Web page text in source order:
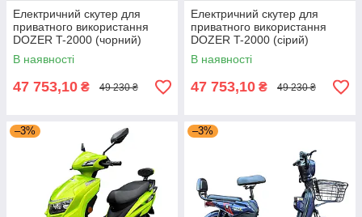
Електричний скутер для
приватного використання
DOZER T-2000 (чорний)
В наявності
47 753,10 ₴ 49 230 ₴
Електричний скутер для
приватного використання
DOZER T-2000 (сірий)
В наявності
47 753,10 ₴ 49 230 ₴
–3% –3%